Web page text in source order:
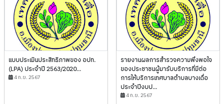
แบบประเมินประสิทธิภาพของ อปท.
(LPA) ประจำปี 2563/2020...
4 ก.ย. 2567
รายงานผลการสำรวจความพึงพอใจ
ของประชาชนผู้มารับบริการที่มีต่อ
การให้บริการเทศบาลตำบลบางเดื่อ
ประจำปีงบป...
4 ก.ย. 2567